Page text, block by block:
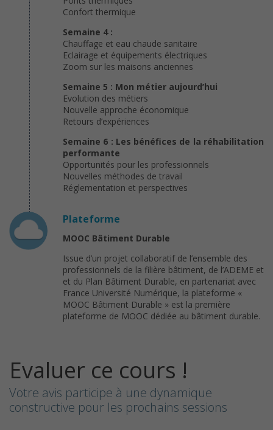
Confort thermique
Semaine 4 :
Chauffage et eau chaude sanitaire
Eclairage et équipements électriques
Zoom sur les maisons anciennes
Semaine 5 : Mon métier aujourd’hui
Evolution des métiers
Nouvelle approche économique
Retours d’expériences
Semaine 6 : Les bénéfices de la réhabilitation
performante
Opportunités pour les professionnels
Nouvelles méthodes de travail
Réglementation et perspectives
Plateforme
MOOC Bâtiment Durable
Issue d’un projet collaboratif de l’ensemble des
professionnels de la filière bâtiment, de l’ADEME et
et du Plan Bâtiment Durable, en partenariat avec
France Université Numérique, la plateforme «
MOOC Bâtiment Durable » est la première
plateforme de MOOC dédiée au bâtiment durable.
Evaluer ce cours !
Votre avis participe à une dynamique
constructive pour les prochains sessions